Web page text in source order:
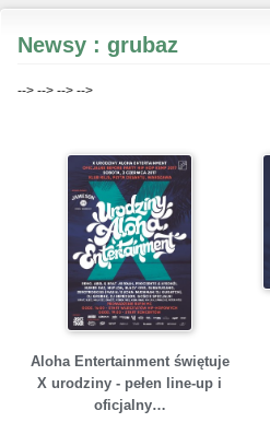
Newsy : grubaz
--> --> --> -->
Aloha Entertainment świętuje
X urodziny - pełen line-up i
oficjalny…